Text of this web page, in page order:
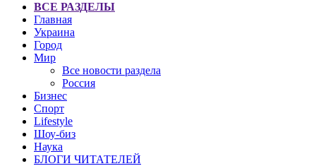
ВСЕ РАЗДЕЛЫ
Главная
Украина
Город
Мир
Все новости раздела
Россия
Бизнес
Спорт
Lifestyle
Шоу-биз
Наука
БЛОГИ ЧИТАТЕЛЕЙ